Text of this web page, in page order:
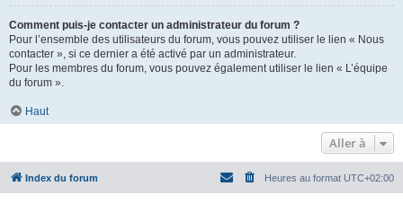
Comment puis-je contacter un administrateur du forum ?
Pour l’ensemble des utilisateurs du forum, vous pouvez utiliser le lien « Nous
contacter », si ce dernier a été activé par un administrateur.
Pour les membres du forum, vous pouvez également utiliser le lien « L’équipe
du forum ».
Haut
Aller à
Index du forum Heures au format UTC+02:00